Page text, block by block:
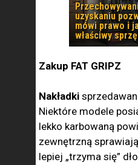
uzyskaniu
mówi prawo i
właściwy
Zakup FAT GRIPZ
Nakładki
Niektóre modele
lekko karbowaną
zewnętrzną
lepiej „trzyma się”